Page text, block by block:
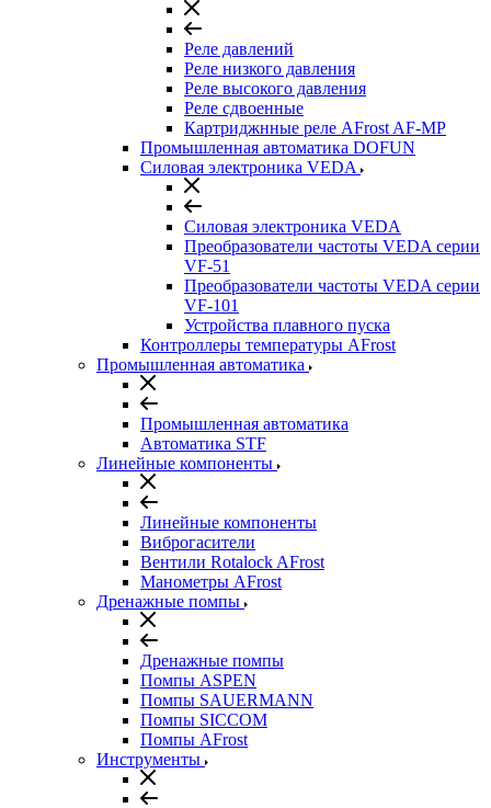
Реле давлений
Реле низкого давления
Реле высокого давления
Реле сдвоенные
Картриджнные реле AFrost AF-MP
Промышленная автоматика DOFUN
Силовая электроника VEDA
Силовая электроника VEDA
Преобразователи частоты VEDA серии
VF-51
Преобразователи частоты VEDA серии
VF-101
Устройства плавного пуска
Контроллеры температуры AFrost
Промышленная автоматика
Промышленная автоматика
Автоматика STF
Линейные компоненты
Линейные компоненты
Виброгасители
Вентили Rotalock AFrost
Манометры AFrost
Дренажные помпы
Дренажные помпы
Помпы ASPEN
Помпы SAUERMANN
Помпы SICCOM
Помпы AFrost
Инструменты